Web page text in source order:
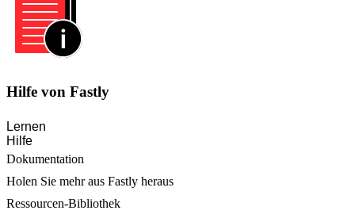
Hilfe von Fastly
Lernen
Hilfe
Dokumentation
Holen Sie mehr aus Fastly heraus
Ressourcen-Bibliothek